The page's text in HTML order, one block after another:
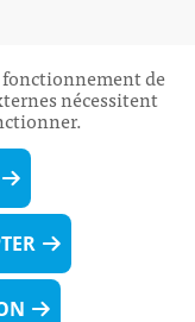
Rdv
fonctionnement de
nécessitent